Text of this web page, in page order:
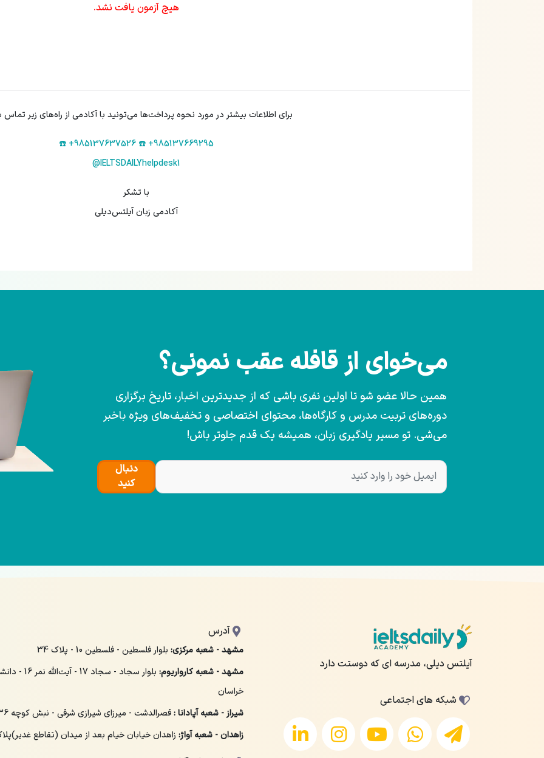
هیچ آزمون یافت نشد.
برای اطلاعات بیشتر در مورد نحوه پرداخت‌ها می‌تونید با آکادمی از راه‌های زیر تماس
☎️ +985137637526 ☎️ +985137669295
@IELTSDAILYhelpdesk1
با تشکر
آکادمی زبان آیلتس‌دیلی
می‌خوای از قافله عقب نمونی؟
همین حالا عضو شو تا اولین نفری باشی که از جدیدترین اخبار، تاریخ برگزاری
دوره‌های تربیت مدرس و کارگاه‌ها، محتوای اختصاصی و تخفیف‌های ویژه باخبر
می‌شی. تو مسیر یادگیری زبان، همیشه یک قدم جلوتر باش!
دنبال
کنید
آیلتس دیلی، مدرسه ای که دوستت دارد
شبکه های اجتماعی
آدرس
مشهد - شعبه مرکزی: بلوار فلسطین - فلسطین 10 - پلاک 34
مشهد - شعبه کارواریوم:
بلوار سجاد -
خراسان
شیراز - شعبه آپادانا :قصرالدشت - میرزای شیرازی شرقی - نبش کوچه 36 - پلاک 158
زاهدان - شعبه آواژ: زاهدان خیابان خیام بعد از میدان (تقاطع